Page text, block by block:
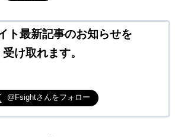
ト最新記事のお知らせを
受け取れます。
@Fsightさんをフォロー